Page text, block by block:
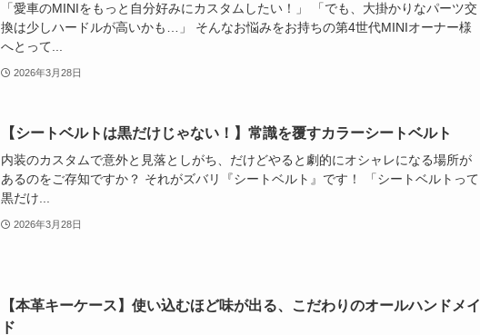
「愛車のMINIをもっと自分好みにカスタムしたい！」 「でも、大掛かりなパーツ交
換は少しハードルが高いかも…」 そんなお悩みをお持ちの第4世代MINIオーナー様
へとって...
2026年3月28日
【シートベルトは黒だけじゃない！】常識を覆すカラーシートベルト
内装のカスタムで意外と見落としがち、だけどやると劇的にオシャレになる場所が
あるのをご存知ですか？ それがズバリ『シートベルト』です！ 「シートベルトって
黒だけ...
2026年3月28日
【本革キーケース】使い込むほど味が出る、こだわりのオールハンドメイ
ド